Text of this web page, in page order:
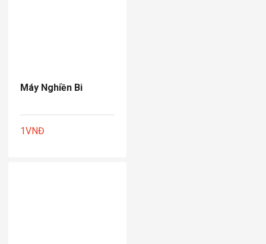
Máy Nghiền Bi
1VNĐ